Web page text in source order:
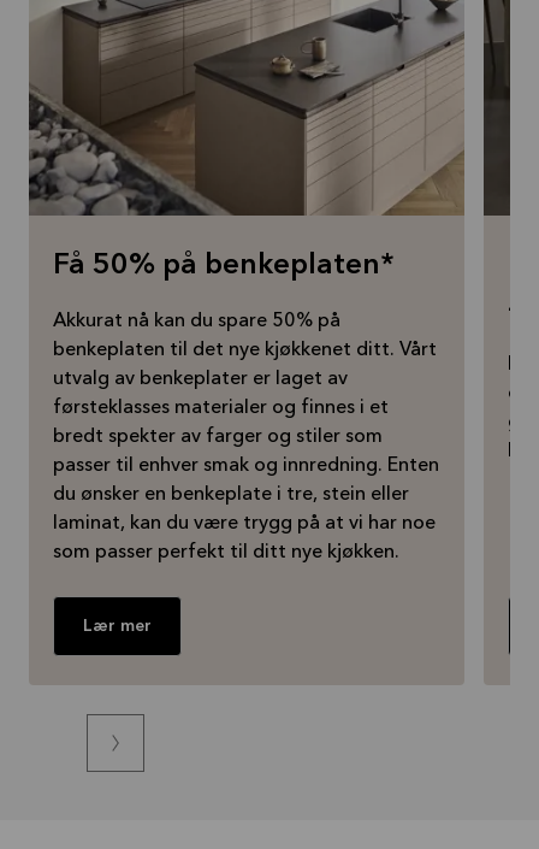
Få 50% på benkeplaten*
Akkurat nå kan du spare 50% på
benkeplaten til det nye kjøkkenet ditt. Vårt
utvalg av benkeplater er laget av
førsteklasses materialer og finnes i et
bredt spekter av farger og stiler som
passer til enhver smak og innredning. Enten
du ønsker en benkeplate i tre, stein eller
laminat, kan du være trygg på at vi har noe
som passer perfekt til ditt nye kjøkken.
Lær mer
–